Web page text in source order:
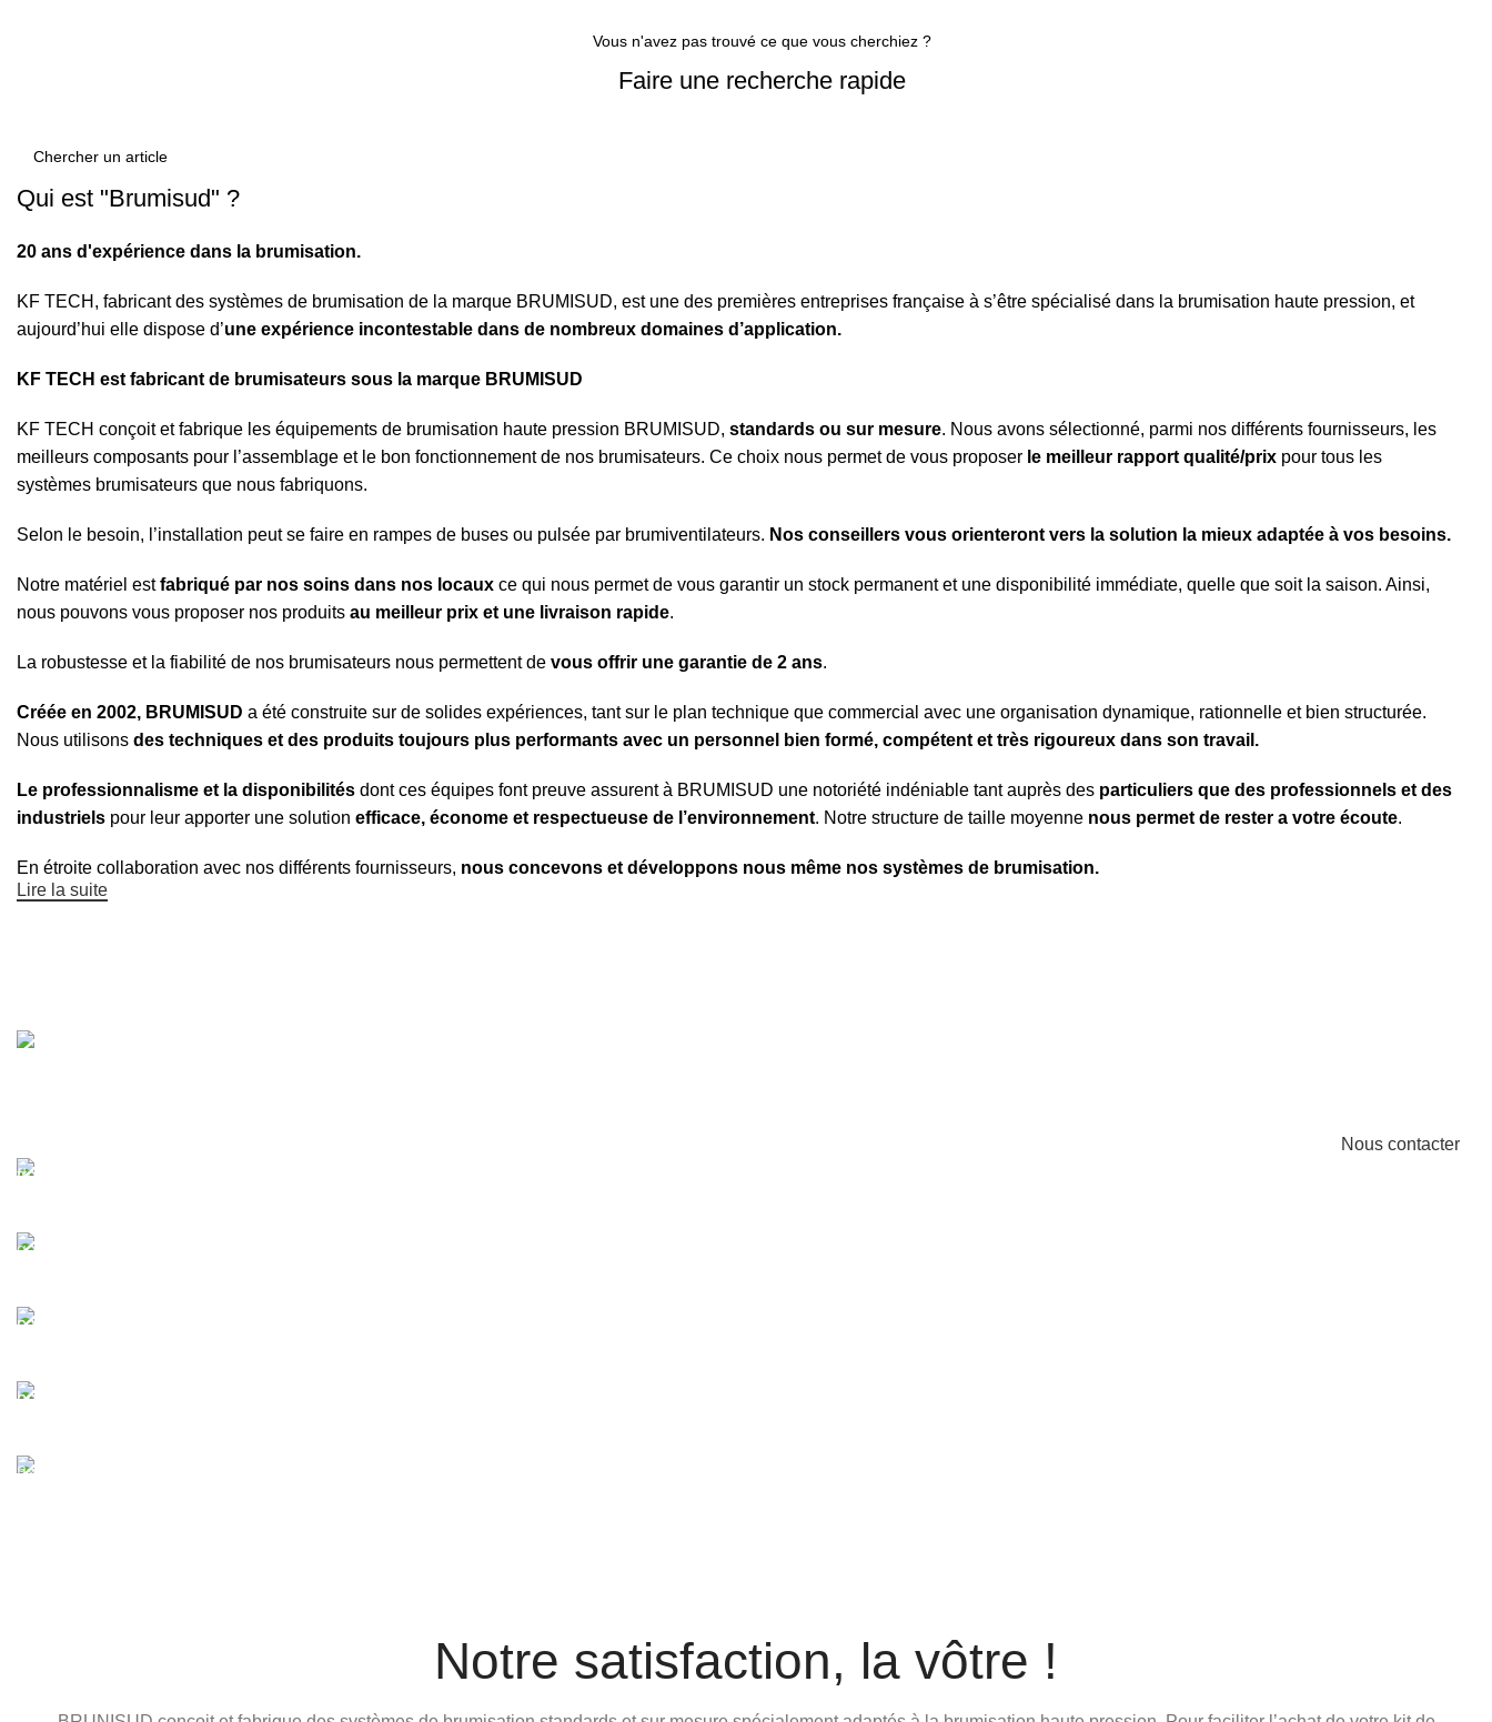
Vous n'avez pas trouvé ce que vous cherchiez ?
Faire une recherche rapide
Qui est "Brumisud" ?
20 ans d'expérience dans la brumisation.
KF TECH, fabricant des systèmes de brumisation de la marque BRUMISUD, est une des premières entreprises française à s’être spécialisé dans la brumisation haute pression, et
aujourd’hui elle dispose d’une expérience incontestable dans de nombreux domaines d’application.
KF TECH est fabricant de brumisateurs sous la marque BRUMISUD
KF TECH conçoit et fabrique les équipements de brumisation haute pression BRUMISUD, standards ou sur mesure. Nous avons sélectionné, parmi nos différents fournisseurs, les
meilleurs composants pour l’assemblage et le bon fonctionnement de nos brumisateurs. Ce choix nous permet de vous proposer le meilleur rapport qualité/prix pour tous les
systèmes brumisateurs que nous fabriquons.
Selon le besoin, l’installation peut se faire en rampes de buses ou pulsée par brumiventilateurs. Nos conseillers vous orienteront vers la solution la mieux adaptée à vos besoins.
Notre matériel estfabriqué par nos soins dans nos locaux ce qui nous permet de vous garantir un stock permanent et une disponibilité immédiate, quelle que soit la saison. Ainsi,
nous pouvons vous proposer nos produits au meilleur prix et une livraison rapide.
La robustesse et la fiabilité de nos brumisateurs nous permettent de vous offrir une garantie de 2 ans.
Créée en 2002, BRUMISUD a été construite sur de solides expériences, tant sur le plan technique que commercial avec une organisation dynamique, rationnelle et bien structurée.
Nous utilisons des techniques et des produits toujours plus performants avec un personnel bien formé, compétent et très rigoureux dans son travail.
Le professionnalisme et la disponibilités dont ces équipes font preuve assurent à BRUMISUD une notoriété indéniable tant auprès des particuliers que des professionnels et des
industriels pour leur apporter une solution efficace, économe et respectueuse de l’environnement. Notre structure de taille moyenne nous permet de rester a votre écoute.
En étroite collaboration avec nos différents fournisseurs, nous concevons et développons nous même nos systèmes de brumisation.
Lire la suite
Nous contacter
Notre satisfaction, la vôtre !